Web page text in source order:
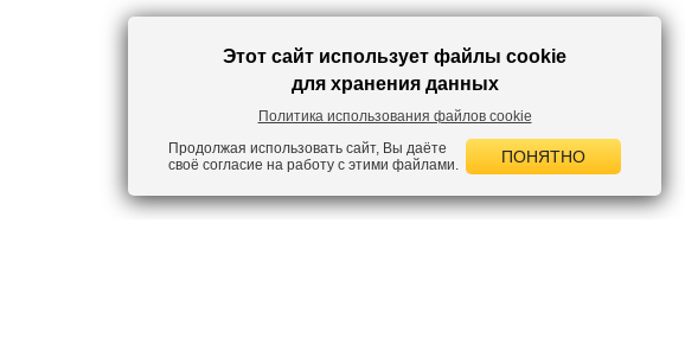
Этот сайт использует файлы cookie
для хранения данных
Политика использования файлов cookie
Продолжая использовать сайт, Вы даёте
своё согласие на работу с этими файлами.
ПОНЯТНО